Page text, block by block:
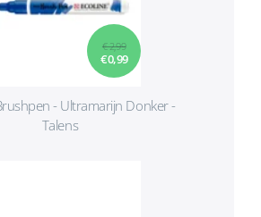
€ 2,99
€ 0,99
- Ultramarijn Donker -
Talens